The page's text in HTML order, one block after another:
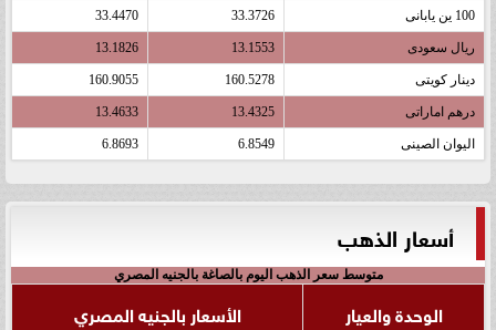
100 ين يابانى 33.3726
33.4470
ريال سعودى 13.1553
13.1826
دينار كويتى 160.5278
160.9055
درهم اماراتى 13.4325
13.4633
اليوان الصينى 6.8549
6.8693
أسعار الذهب
متوسط سعر الذهب اليوم بالصاغة بالجنيه المصري
الوحدة والعيار
الأسعار بالجنيه المصري